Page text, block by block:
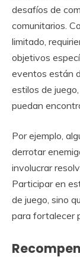
desafíos de
comunitarios.
limitado,
objetivos
eventos están
estilos de
puedan
Por ejemplo,
derrotar
involucrar
Participar en
de juego, sino
para fortalecer